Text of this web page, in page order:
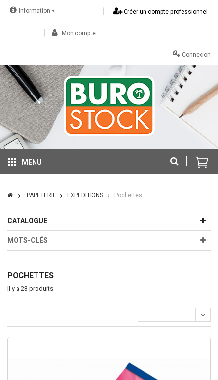
Information Créer un compte professionnel
Mon compte
Connexion
MENU
PAPETERIE EXPEDITIONS Pochettes
CATALOGUE
MOTS-CLÉS
POCHETTES
Il y a 23 produits.
--